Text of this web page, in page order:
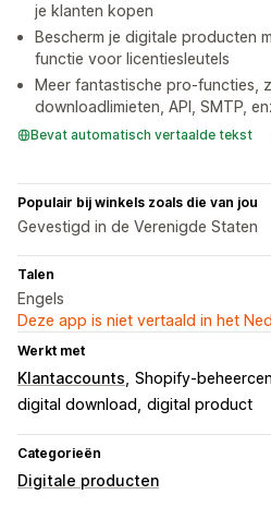
je klanten kopen
Bescherm je digitale producten
functie voor licentiesleutels
Meer fantastische pro-functies,
downloadlimieten, API, SMTP,
Bevat automatisch vertaalde tekst
Populair bij winkels zoals die van jou
Gevestigd in de Verenigde Staten
Talen
Engels
Deze app is niet vertaald in het
Werkt met
Klantaccounts Shopify-
digital download
digital product
Categorieën
Digitale producten